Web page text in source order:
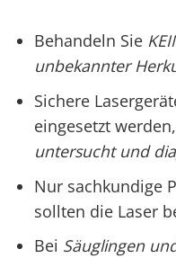
Behandeln Sie
unbekannter
Sichere
eingesetzt
untersucht und
Nur sachkundige
sollten die Laser
Bei Säuglingen